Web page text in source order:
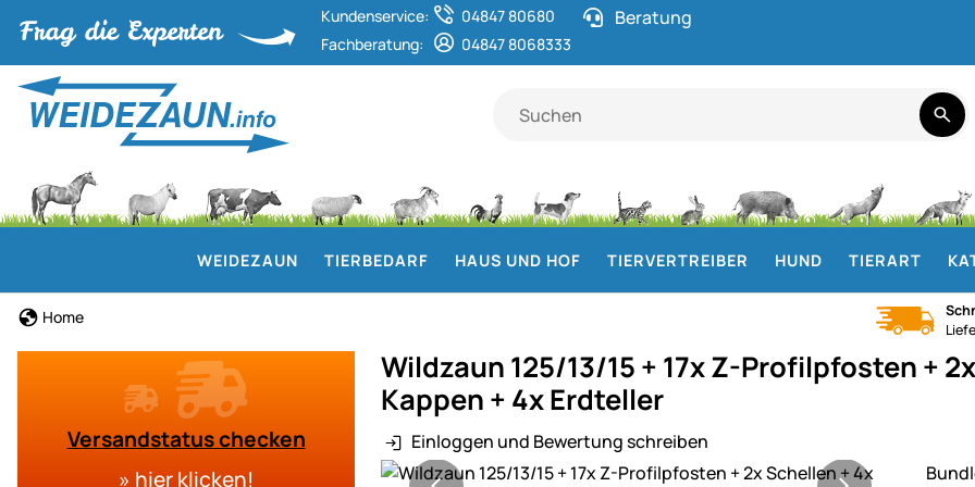
Kundenservice:
04847 80680
Fachberatung:
04847 8068333
Beratung
WEIDEZAUN TIERBEDARF HAUS UND HOF TIERVERTREIBER HUND TIERART
Home
Versandstatus checken
» hier klicken!
Wildzaun 125/13/15 + 17x Z-Profilpfosten +
Kappen + 4x Erdteller
Einloggen und Bewertung schreiben
Produktgalerie